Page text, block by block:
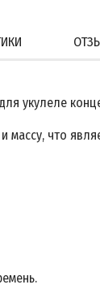
укулеле
массу, что